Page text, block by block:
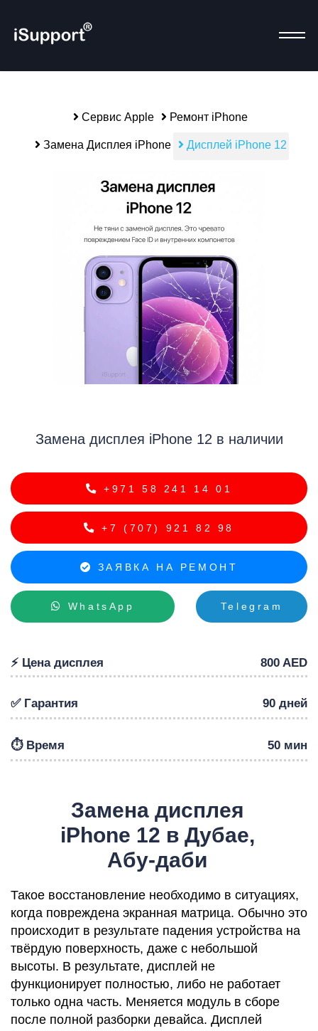
Сервис Apple Ремонт iPhone
Замена Дисплея iPhone Дисплей iPhone 12
Замена дисплея iPhone 12 в наличии
+971 58 241 14 01
+7 (707) 921 82 98
ЗАЯВКА НА РЕМОНТ
WhatsApp Telegram
⚡️ Цена дисплея 800 AED
✅ Гарантия 90 дней
⏱️ Время 50 мин
Замена дисплея
iPhone 12 в Дубае,
Абу-даби
Такое восстановление необходимо в ситуациях,
когда повреждена экранная матрица. Обычно это
происходит в результате падения устройства на
твёрдую поверхность, даже с небольшой
высоты. В результате, дисплей не
функционирует полностью, либо не работает
только одна часть. Меняется модуль в сборе
после полной разборки девайса. Дисплей